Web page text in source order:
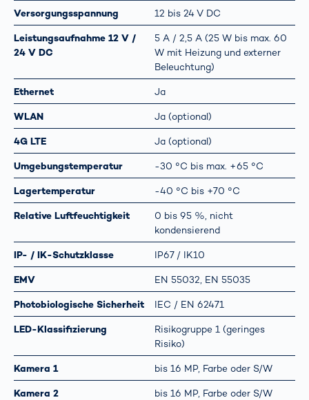
Versorgungsspannung 12 bis 24 V DC
Leistungsaufnahme 12 V /
24 V DC
5 A / 2,5 A (25 W bis max. 60
W mit Heizung und externer
Beleuchtung)
Ethernet Ja
WLAN Ja (optional)
4G LTE Ja (optional)
Umgebungstemperatur -30 °C bis max. +65 °C
Lagertemperatur -40 °C bis +70 °C
Relative Luftfeuchtigkeit
0 bis 95 %, nicht
kondensierend
IP- / IK-Schutzklasse IP67 / IK10
EMV EN 55032, EN 55035
Photobiologische Sicherheit IEC / EN 62471
LED-Klassifizierung
Risikogruppe 1 (geringes
Risiko)
Kamera 1 bis 16 MP, Farbe oder S/W
Kamera 2 bis 16 MP, Farbe oder S/W